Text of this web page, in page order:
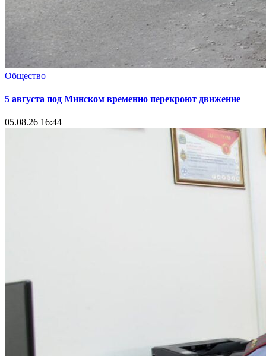
Общество
5 августа под Минском временно перекроют движение
05.08.26 16:44